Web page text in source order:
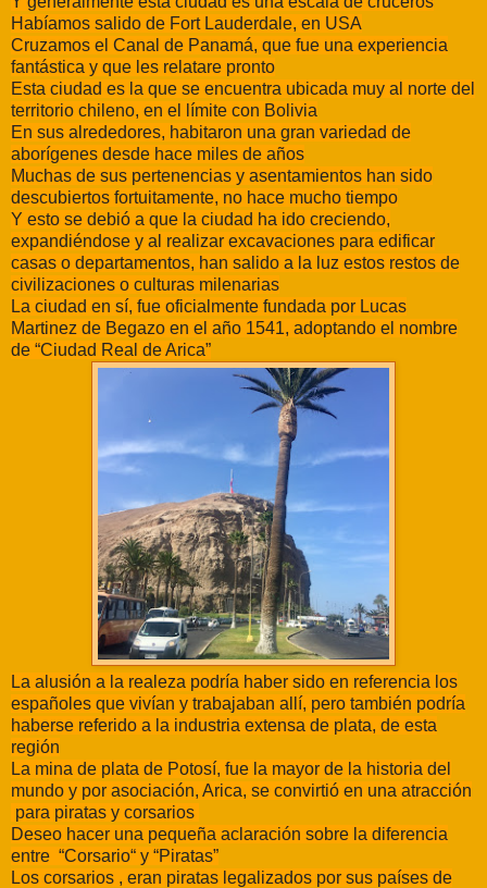
Habíamos salido de Fort Lauderdale, en USA
Cruzamos el Canal de Panamá, que fue una experiencia
fantástica y que les relatare pronto
Esta ciudad es la que se encuentra ubicada muy al norte del
territorio chileno, en el límite con Bolivia
En sus alrededores, habitaron una gran variedad de
aborígenes desde hace miles de años
Muchas de sus pertenencias y asentamientos han sido
descubiertos fortuitamente, no hace mucho tiempo
Y esto se debió a que la ciudad ha ido creciendo,
expandiéndose y al realizar excavaciones para edificar
casas o departamentos, han salido a la luz estos restos de
civilizaciones o culturas milenarias
La ciudad en sí, fue oficialmente fundada por Lucas
Martinez de Begazo en el año 1541, adoptando el nombre
de “Ciudad Real de Arica”
La alusión a la realeza podría haber sido en referencia los
españoles que vivían y trabajaban allí, pero también podría
haberse referido a la industria extensa de plata, de esta
región
La mina de plata de Potosí, fue la mayor de la historia del
mundo y por asociación, Arica, se convirtió en una atracción
para piratas y corsarios
Deseo hacer una pequeña aclaración sobre la diferencia
entre “Corsario“ y “Piratas”
Los corsarios , eran piratas legalizados por sus países de